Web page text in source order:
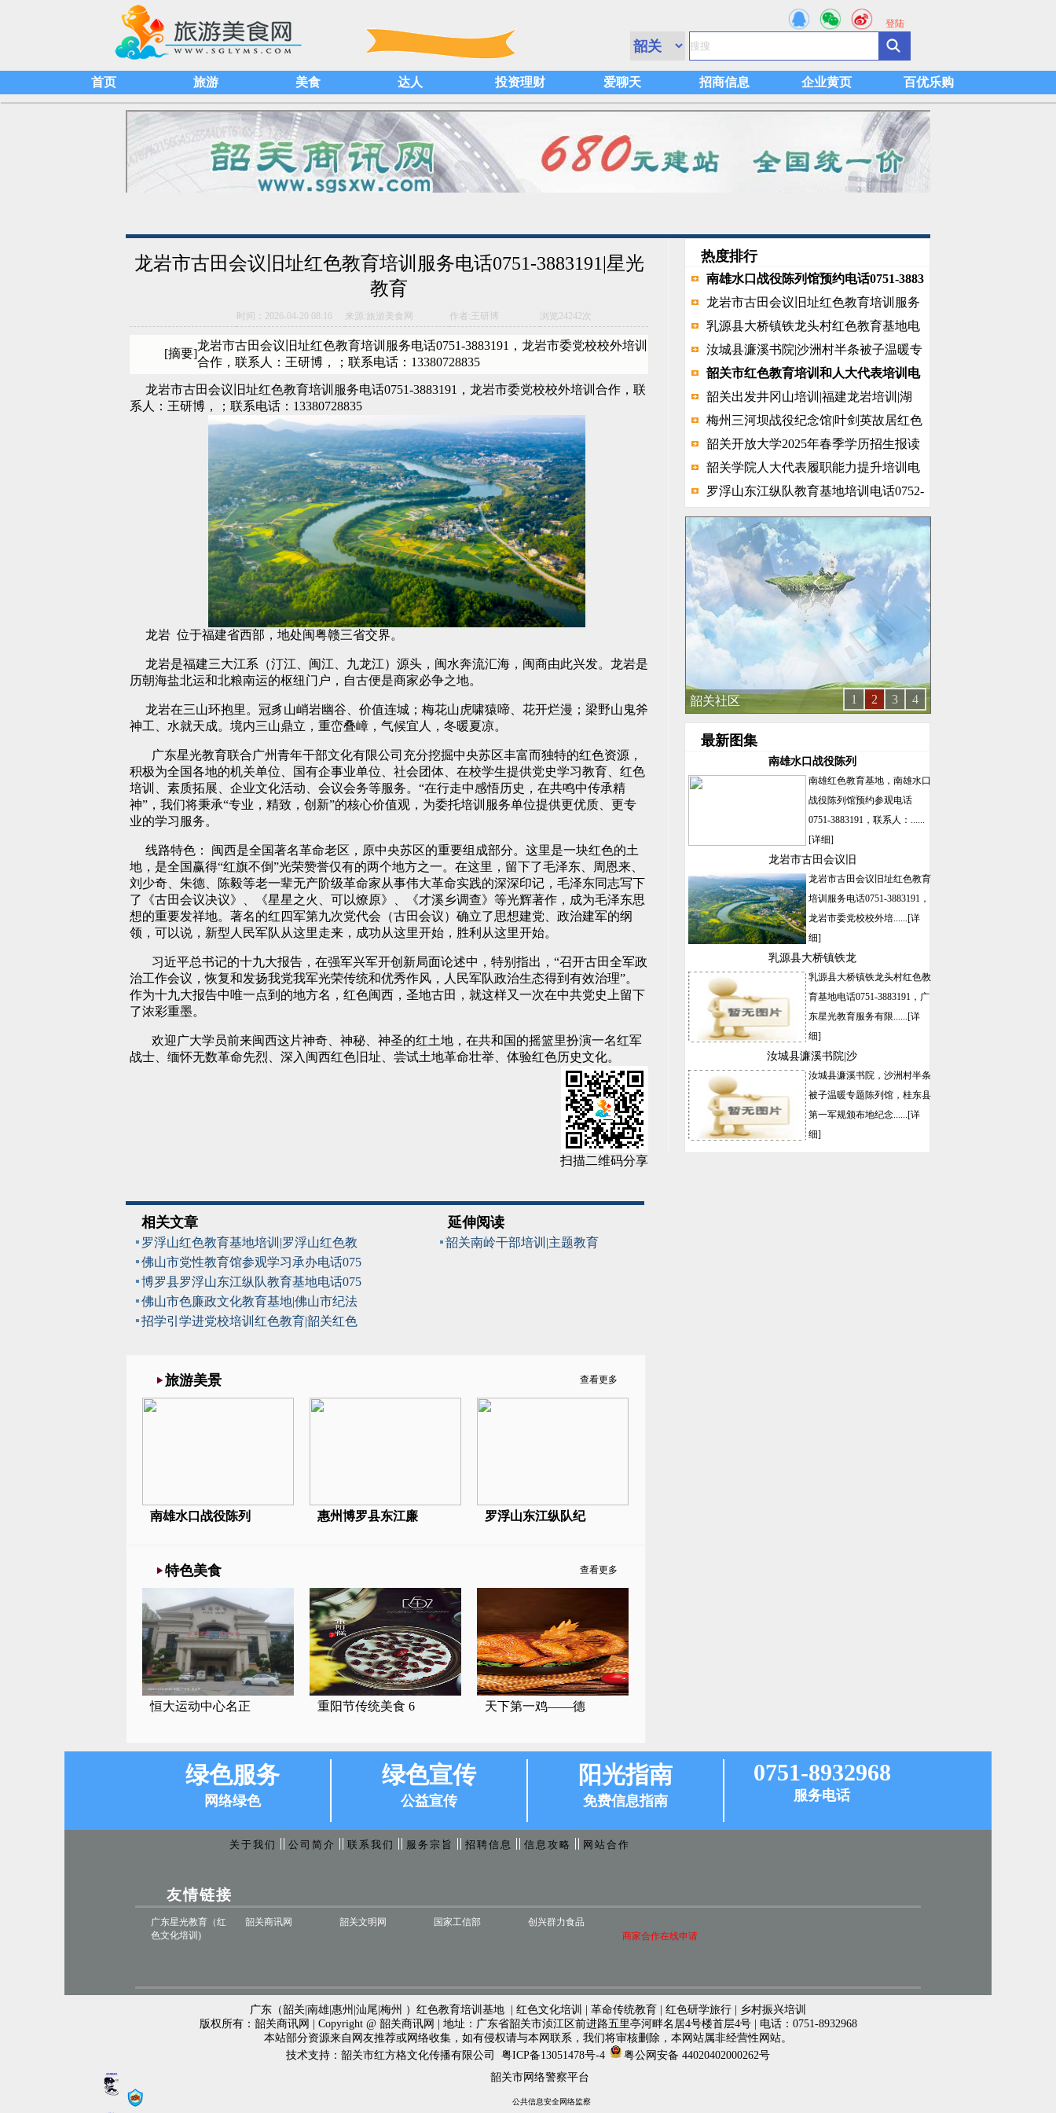
登陆
首页 旅游 美食 达人 投资理财 爱聊天 招商信息 企业黄页 百优乐购
龙岩市古田会议旧址红色教育培训服务电话0751-3883191|星光
教育
时间：2026-04-20 08:16 来源:旅游美食网 作者:王研博 浏览 24242次
[摘要]
龙岩市古田会议旧址红色教育培训服务电话0751-3883191，龙岩市委党校校外培训
合作，联系人：王研博，；联系电话：13380728835
龙岩市古田会议旧址红色教育培训服务电话0751-3883191，龙岩市委党校校外培训合作，联
系人：王研博，；联系电话：13380728835
龙岩 位于福建省西部，地处闽粤赣三省交界。
龙岩是福建三大江系（汀江、闽江、九龙江）源头，闽水奔流汇海，闽商由此兴发。龙岩是
历朝海盐北运和北粮南运的枢纽门户，自古便是商家必争之地。
龙岩在三山环抱里。冠豸山峭岩幽谷、价值连城；梅花山虎啸猿啼、花开烂漫；梁野山鬼斧
神工、水就天成。境内三山鼎立，重峦叠嶂，气候宜人，冬暖夏凉。
广东星光教育联合广州青年干部文化有限公司充分挖掘中央苏区丰富而独特的红色资源，
积极为全国各地的机关单位、国有企事业单位、社会团体、在校学生提供党史学习教育、红色
培训、素质拓展、企业文化活动、会议会务等服务。“在行走中感悟历史，在共鸣中传承精
神”，我们将秉承“专业，精致，创新”的核心价值观，为委托培训服务单位提供更优质、更专
业的学习服务。
线路特色：
闽西是全国著名革命老区，原中央苏区的重要组成部分。这里是一块红色的土
地，是全国赢得“红旗不倒”光荣赞誉仅有的两个地方之一。在这里，留下了毛泽东、周恩来、
刘少奇、朱德、陈毅等老一辈无产阶级革命家从事伟大革命实践的深深印记，毛泽东同志写下
了《古田会议决议》、《星星之火、可以燎原》、《才溪乡调查》等光辉著作，成为毛泽东思
想的重要发祥地。著名的红四军第九次党代会（古田会议）确立了思想建党、政治建军的纲
领，可以说，新型人民军队从这里走来，成功从这里开始，胜利从这里开始。
习近平总书记的十九大报告，在强军兴军开创新局面论述中，特别指出，“召开古田全军政
治工作会议，恢复和发扬我党我军光荣传统和优秀作风，人民军队政治生态得到有效治理”。
作为十九大报告中唯一点到的地方名，红色闽西，圣地古田，就这样又一次在中共党史上留下
了浓彩重墨。
欢迎广大学员前来闽西这片神奇、神秘、神圣的红土地，在共和国的摇篮里扮演一名红军
战士、缅怀无数革命先烈、深入闽西红色旧址、尝试土地革命壮举、体验红色历史文化。
扫描二维码分享
相关文章
罗浮山红色教育基地培训|罗浮山红色教
佛山市党性教育馆参观学习承办电话075
博罗县罗浮山东江纵队教育基地电话075
佛山市色廉政文化教育基地|佛山市纪法
招学引学进党校培训红色教育|韶关红色
延伸阅读
韶关南岭干部培训|主题教育
旅游美景 查看更多
南雄水口战役陈列 惠州博罗县东江廉 罗浮山东江纵队纪
特色美食 查看更多
恒大运动中心名正 重阳节传统美食 6 天下第一鸡——德
热度排行
南雄水口战役陈列馆预约电话0751-3883
龙岩市古田会议旧址红色教育培训服务
乳源县大桥镇铁龙头村红色教育基地电
汝城县濂溪书院|沙洲村半条被子温暖专
韶关市红色教育培训和人大代表培训电
韶关出发井冈山培训|福建龙岩培训|湖
梅州三河坝战役纪念馆|叶剑英故居红色
韶关开放大学2025年春季学历招生报读
韶关学院人大代表履职能力提升培训电
罗浮山东江纵队教育基地培训电话0752-
韶关社区 1 2 3 4
最新图集
南雄水口战役陈列
南雄红色教育基地，南雄水口
战役陈列馆预约参观电话
0751-3883191，联系人：......
[详细]
龙岩市古田会议旧
龙岩市古田会议旧址红色教育
培训服务电话0751-3883191，
龙岩市委党校校外培......[详
细]
乳源县大桥镇铁龙
乳源县大桥镇铁龙头村红色教
育基地电话0751-3883191，广
东星光教育服务有限......[详
细]
汝城县濂溪书院|沙
汝城县濂溪书院，沙洲村半条
被子温暖专题陈列馆，桂东县
第一军规颁布地纪念......[详
细]
绿色服务
网络绿色
绿色宣传
公益宣传
阳光指南
免费信息指南
0751-8932968
服务电话
关于我们 公司简介 联系我们 服务宗旨 招聘信息 信息攻略 网站合作
友情链接
广东星光教育（红
色文化培训)
韶关商讯网 韶关文明网 国家工信部
创兴群力食品
商家合作在线申请
广东（韶关|南雄|惠州|汕尾|梅州 ）红色教育培训基地 | 红色文化培训 | 革命传统教育 | 红色研学旅行 | 乡村振兴培训
版权所有：韶关商讯网 | Copyright @ 韶关商讯网 | 地址：广东省韶关市浈江区前进路五里亭河畔名居4号楼首层4号 | 电话：0751-8932968
本站部分资源来自网友推荐或网络收集，如有侵权请与本网联系，我们将审核删除，本网站属非经营性网站。
技术支持：韶关市红方格文化传播有限公司
粤ICP备13051478号-4
粤公网安备 44020402000262号
韶关市网络警察平台
公共信息安全网络监察